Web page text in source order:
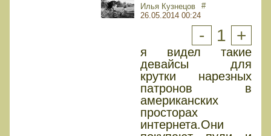
Илья Кузнецов
26.05.2014 00:24
#
- 1 +
я видел такие
девайсы для
крутки нарезных
патронов в
американских
просторах
интернета.Они